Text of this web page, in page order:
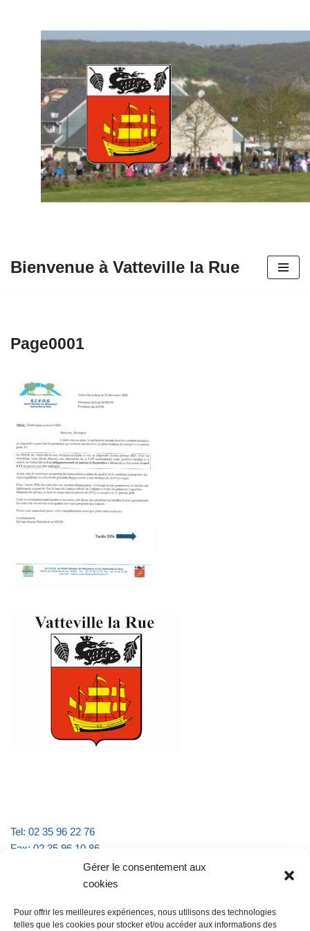
Gérer le consentement aux
cookies
Pour offrir les meilleures expériences, nous utilisons des technologies
telles que les cookies pour stocker et/ou accéder aux informations des
contenu
Bienvenue à Vatteville la Rue
Page0001
Tel: 02 35 96 22 76
Fax: 02 35 96 10 86
Email : mairie.vattevillelarue@wanadoo.fr
lundi et jeudi de 9h à 11h30